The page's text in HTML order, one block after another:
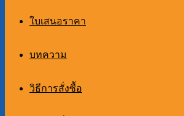
ใบเสนอราคา
บทความ
วิธีการสั่งซื้อ